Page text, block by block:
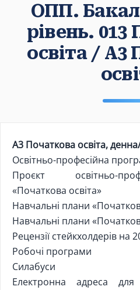
ОПП.
рівень. 013
освіта / А3
А3 Початкова освіта,
Освітньо-професійна
Проєкт освітньо-
«Початкова освіта»
Навчальні плани
Навчальні плани
Рецензії стейкхолдерів на
Робочі програми
Силабуси
Електронна адреса